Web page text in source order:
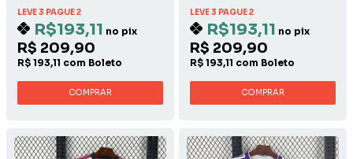
LEVE 3 PAGUE 2
R$193,11 no pix
R$ 209,90
R$ 193,11 com Boleto
COMPRAR
LEVE 3 PAGUE 2
R$193,11 no pix
R$ 209,90
R$ 193,11 com Boleto
COMPRAR